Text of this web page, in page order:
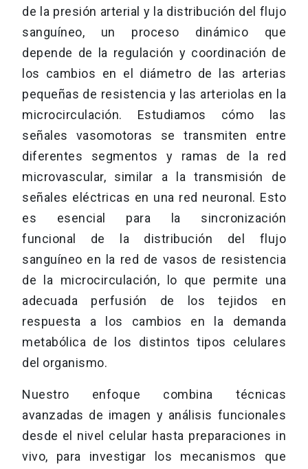
de la presión arterial y la distribución del flujo
sanguíneo, un proceso dinámico que
depende de la regulación y coordinación de
los cambios en el diámetro de las arterias
pequeñas de resistencia y las arteriolas en la
microcirculación. Estudiamos cómo las
señales vasomotoras se transmiten entre
diferentes segmentos y ramas de la red
microvascular, similar a la transmisión de
señales eléctricas en una red neuronal. Esto
es esencial para la sincronización
funcional de la distribución del flujo
sanguíneo en la red de vasos de resistencia
de la microcirculación, lo que permite una
adecuada perfusión de los tejidos en
respuesta a los cambios en la demanda
metabólica de los distintos tipos celulares
del organismo.
Nuestro enfoque combina técnicas
avanzadas de imagen y análisis funcionales
desde el nivel celular hasta preparaciones in
vivo, para investigar los mecanismos que